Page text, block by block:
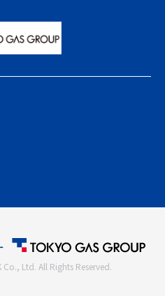
Ltd. All Rights Reserved.